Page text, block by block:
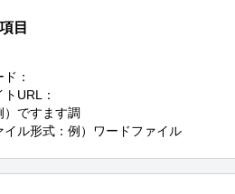
目
：
トURL：
）ですます調
イル形式：例）ワードファイル